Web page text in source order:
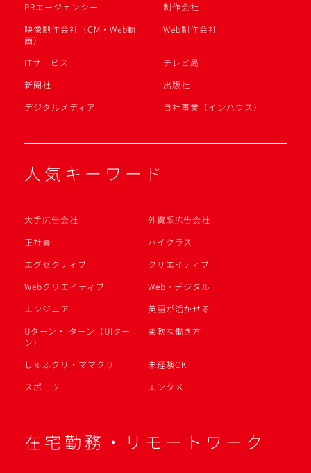
PRエージェンシー
制作会社
映像制作会社（CM・Web動
画）
Web制作会社
ITサービス
テレビ局
新聞社
出版社
デジタルメディア
自社事業（インハウス）
人気キーワード
大手広告会社
外資系広告会社
正社員
ハイクラス
エグゼクティブ
クリエイティブ
Webクリエイティブ
Web・デジタル
エンジニア
英語が活かせる
Uターン・Iターン（UIター
ン）
柔軟な働き方
しゅふクリ・ママクリ
未経験OK
スポーツ
エンタメ
在宅勤務・リモートワーク